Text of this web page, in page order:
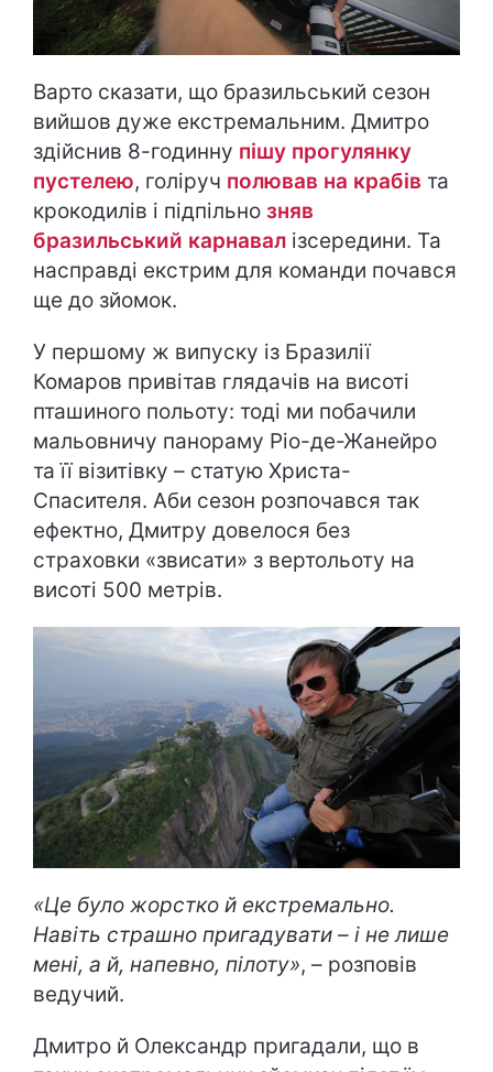
Варто сказати, що бразильський сезон
вийшов дуже екстремальним. Дмитро
здійснив 8-годинну пішу прогулянку
пустелею, голіруч полював на крабів та
крокодилів і підпільно зняв
бразильський карнавал ізсередини. Та
насправді екстрим для команди почався
ще до зйомок.
У першому ж випуску із Бразилії
Комаров привітав глядачів на висоті
пташиного польоту: тоді ми побачили
мальовничу панораму Ріо-де-Жанейро
та її візитівку – статую Христа-
Спасителя. Аби сезон розпочався так
ефектно, Дмитру довелося без
страховки «звисати» з вертольоту на
висоті 500 метрів.
«Це було жорстко й екстремально.
Навіть страшно пригадувати – і не лише
мені, а й, напевно, пілоту», – розповів
ведучий.
Дмитро й Олександр пригадали, що в